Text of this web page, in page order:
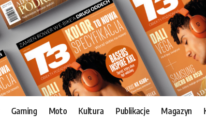
Gaming Moto Kultura Publikacje Magazyn